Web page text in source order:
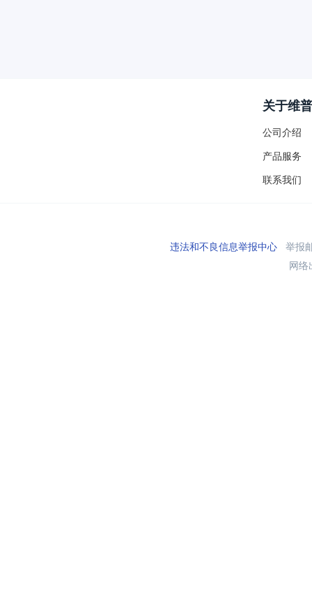
关于维普
公司介绍
产品服务
联系我们
违法和不良信息举报中心举报
网